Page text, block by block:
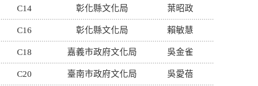
C14 彰化縣文化局 葉昭政
C16 彰化縣文化局 賴敏慧
C18 嘉義市政府文化局 吳金雀
C20 臺南市政府文化局 吳愛蓓